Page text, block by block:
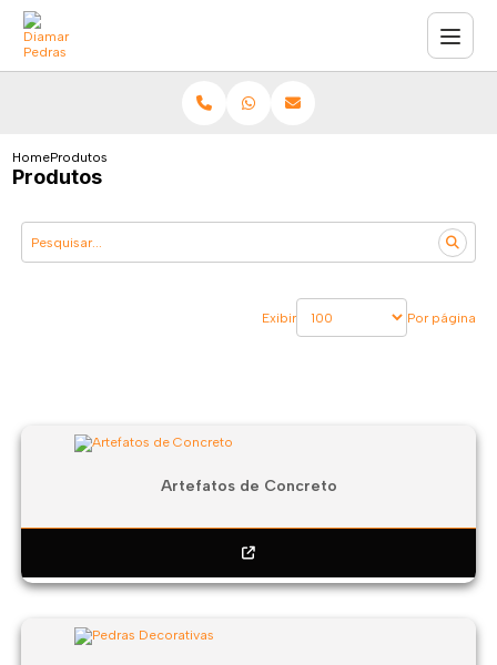
HomeProdutos
Produtos
Exibir Por página
Artefatos de Concreto